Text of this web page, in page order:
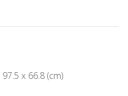
97.5 x 66.8 (cm)